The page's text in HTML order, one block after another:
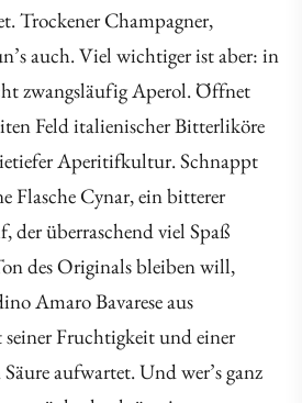
Trockener Champagner,
auch. Viel wichtiger ist aber: in
zwangsläufig Aperol. Öffnet
Feld italienischer Bitterliköre
Aperitifkultur. Schnappt
Flasche Cynar, ein bitterer
überraschend viel Spaß
des Originals bleiben will,
Amaro Bavarese aus
Fruchtigkeit und einer
aufwartet. Und wer’s ganz